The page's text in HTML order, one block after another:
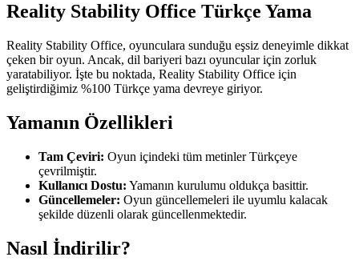
Reality Stability Office Türkçe Yama
Reality Stability Office, oyunculara sunduğu eşsiz deneyimle dikkat
çeken bir oyun. Ancak, dil bariyeri bazı oyuncular için zorluk
yaratabiliyor. İşte bu noktada, Reality Stability Office için
geliştirdiğimiz %100 Türkçe yama devreye giriyor.
Yamanın Özellikleri
Tam Çeviri: Oyun içindeki tüm metinler Türkçeye
çevrilmiştir.
Kullanıcı Dostu: Yamanın kurulumu oldukça basittir.
Güncellemeler: Oyun güncellemeleri ile uyumlu kalacak
şekilde düzenli olarak güncellenmektedir.
Nasıl İndirilir?